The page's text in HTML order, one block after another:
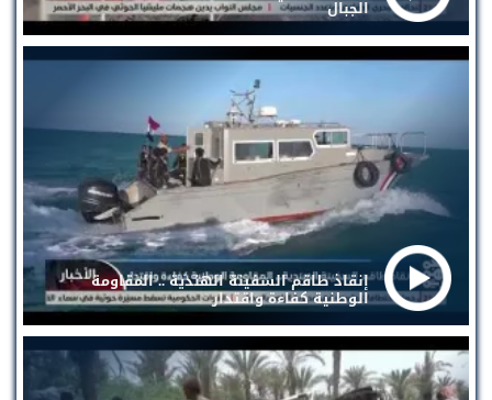
الجبال
إنقاذ طاقم السفينة الهندية .. المقاومة
الوطنية كفاءة واقتدار